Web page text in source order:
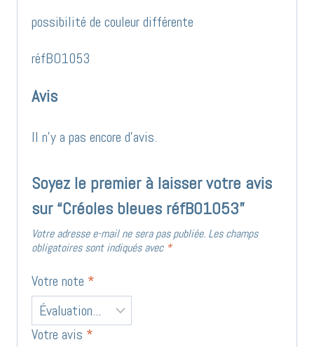
possibilité de couleur différente
réfBO1053
Avis
Il n’y a pas encore d’avis.
Soyez le premier à laisser votre avis
sur “Créoles bleues réfBO1053”
Votre adresse e-mail ne sera pas publiée. Les champs
obligatoires sont indiqués avec *
Votre note *
Votre avis *